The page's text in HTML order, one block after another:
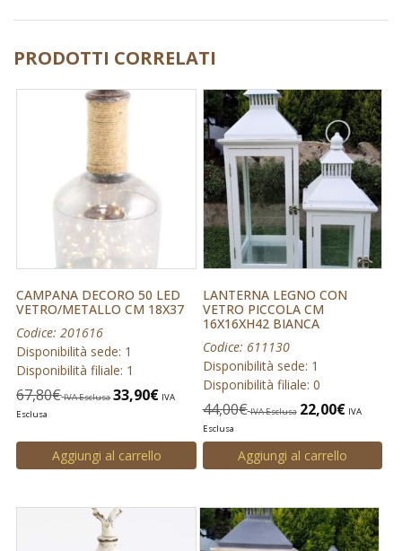
PRODOTTI CORRELATI
CAMPANA DECORO 50 LED
VETRO/METALLO CM 18X37
Codice: 201616
Disponibilità sede: 1
Disponibilità filiale: 1
67,80€ IVA Esclusa 33,90€ IVA
Esclusa
Aggiungi al carrello
LANTERNA LEGNO CON
VETRO PICCOLA CM
16X16XH42 BIANCA
Codice: 611130
Disponibilità sede: 1
Disponibilità filiale: 0
44,00€ IVA Esclusa 22,00€ IVA
Esclusa
Aggiungi al carrello